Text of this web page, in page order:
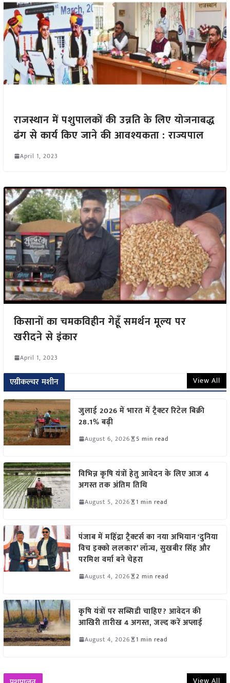
राजस्थान में पशुपालकों की उन्नति के लिए योजनाबद्ध
ढंग से कार्य किए जाने की आवश्यकता : राज्यपाल
April 1, 2023
किसानों का चमकविहीन गेहूँ समर्थन मूल्य पर
खरीदने से इंकार
April 1, 2023
एग्रीकल्चर मशीन View All
जुलाई 2026 में भारत में ट्रैक्टर रिटेल बिक्री
28.1% बढ़ी
August 6, 2026 5 min read
विभिन्न कृषि यंत्रों हेतु आवेदन के लिए आज 4
अगस्त तक अंतिम तिथि
August 5, 2026 1 min read
पंजाब में महिंद्रा ट्रैक्टर्स का नया अभियान ‘दुनिया
विच इक्को ललकार’ लॉन्च, सुखबीर सिंह और
परमिश वर्मा बने चेहरा
August 4, 2026 2 min read
कृषि यंत्रों पर सब्सिडी चाहिए? आवेदन की
आखिरी तारीख 4 अगस्त, जल्द करें अप्लाई
August 4, 2026 1 min read